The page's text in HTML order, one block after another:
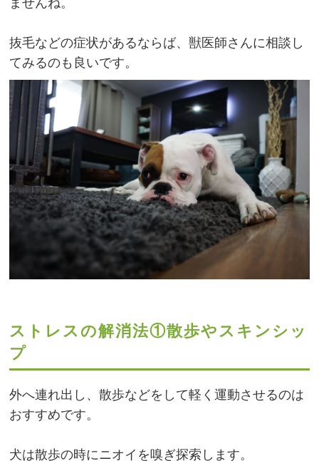
抜毛などの症状があるならば、獣医師さんに相談し
てみるのも良いです。
ストレスの解消法①散歩やスキンシッ
プ
外へ連れ出し、散歩などをして軽く運動させるのは
おすすめです。
犬は散歩の時にニオイを嗅ぎ探索します。